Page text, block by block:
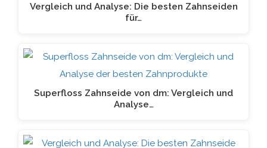
Vergleich und Analyse: Die besten Zahnseiden
für…
Superfloss Zahnseide von dm: Vergleich und
Analyse…